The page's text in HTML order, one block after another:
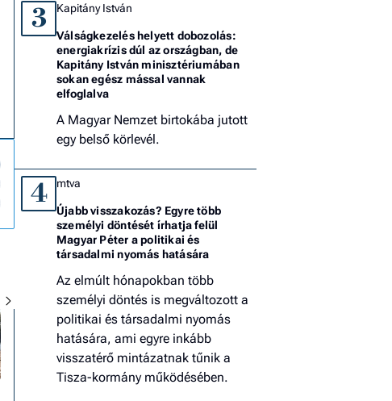
3 Kapitány István
Válságkezelés helyett dobozolás:
energiakrízis dúl az országban, de
Kapitány István minisztériumában
sokan egész mással vannak
elfoglalva
A Magyar Nemzet birtokába jutott
egy belső körlevél.
4 mtva
Újabb visszakozás? Egyre több
személyi döntését írhatja felül
Magyar Péter a politikai és
társadalmi nyomás hatására
Az elmúlt hónapokban több
személyi döntés is megváltozott a
politikai és társadalmi nyomás
hatására, ami egyre inkább
visszatérő mintázatnak tűnik a
Tisza-kormány működésében.